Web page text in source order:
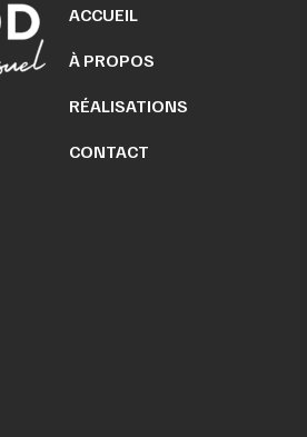
ACCUEIL
À PROPOS
RÉALISATIONS
CONTACT